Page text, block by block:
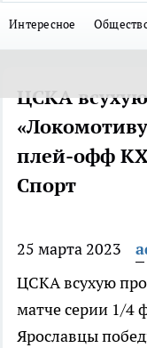
Интересное
ЦСКА
плей-офф
Спорт
25 марта 2023
ЦСКА всухую
матче серии 1/
Ярославцы